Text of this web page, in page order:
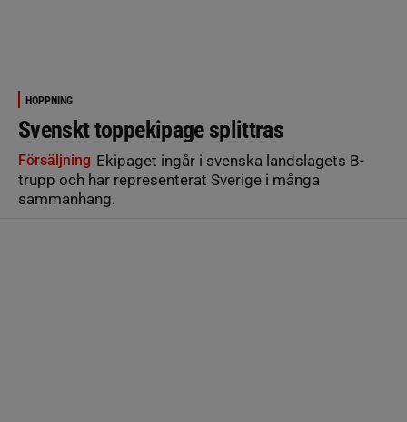
HOPPNING
Svenskt toppekipage splittras
Försäljning Ekipaget ingår i svenska landslagets B-
trupp och har representerat Sverige i många
sammanhang.